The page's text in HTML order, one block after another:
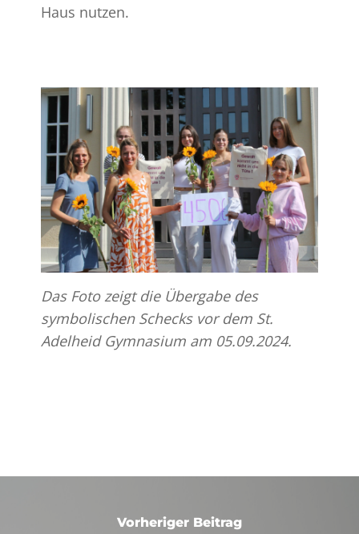
Haus nutzen.
Das Foto zeigt die Übergabe des
symbolischen Schecks vor dem St.
Adelheid Gymnasium am 05.09.2024.
Vorheriger Beitrag